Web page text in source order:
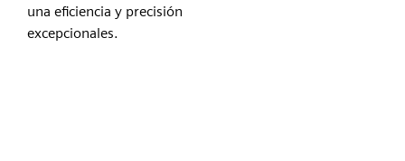
una eficiencia y precisión
excepcionales.